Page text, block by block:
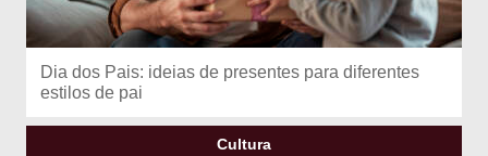
Dia dos Pais: ideias de presentes para diferentes
estilos de pai
Cultura